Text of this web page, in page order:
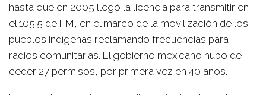
hasta que en 2005 llegó la licencia para transmitir en
el 105.5 de FM, en el marco de la movilización de los
pueblos indígenas reclamando frecuencias para
radios comunitarias. El gobierno mexicano hubo de
ceder 27 permisos, por primera vez en 40 años.